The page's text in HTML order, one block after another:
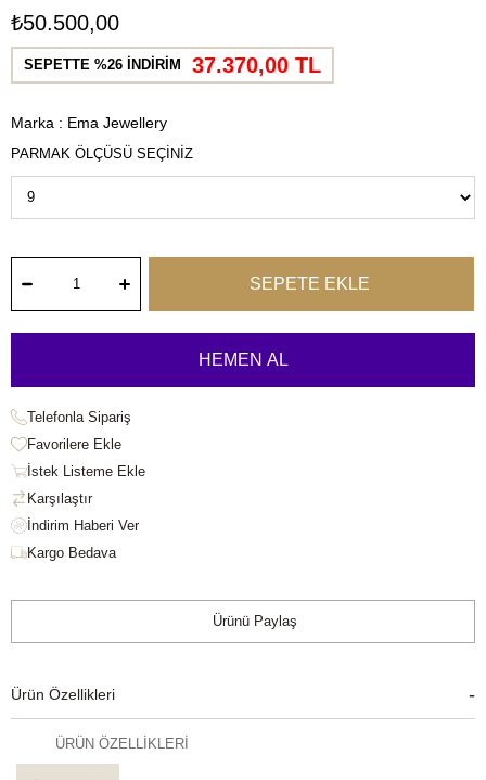
₺50.500,00
SEPETTE %26 İNDİRİM 37.370,00 TL
Marka : Ema Jewellery
PARMAK ÖLÇÜSÜ SEÇİNİZ
Telefonla Sipariş
Favorilere Ekle
İstek Listeme Ekle
Karşılaştır
Kargo Bedava
Ürünü Paylaş
Ürün Özellikleri
ÜRÜN ÖZELLİKLERİ